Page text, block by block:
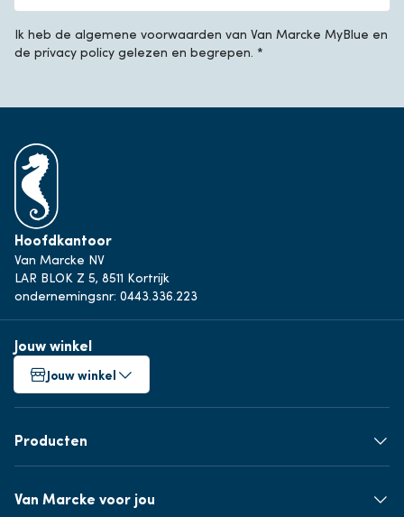
Ik heb de algemene voorwaarden van Van Marcke MyBlue en
de privacy policy gelezen en begrepen. *
Hoofdkantoor
Van Marcke NV
LAR BLOK Z 5, 8511 Kortrijk
ondernemingsnr: 0443.336.223
Jouw winkel
Jouw winkel
Producten
Van Marcke voor jou